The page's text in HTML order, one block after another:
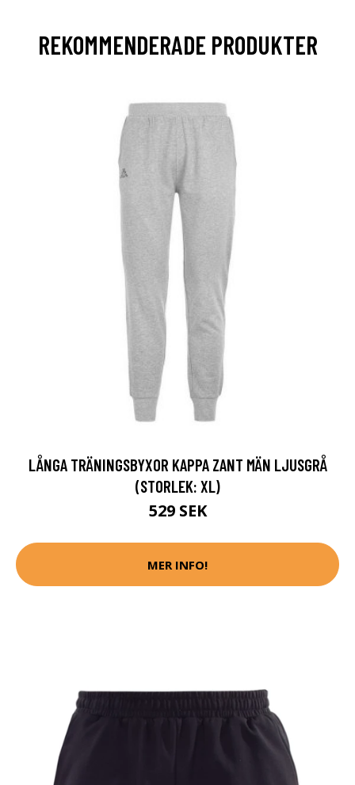
REKOMMENDERADE PRODUKTER
LÅNGA TRÄNINGSBYXOR KAPPA ZANT MÄN LJUSGRÅ
(STORLEK: XL)
529 SEK
MER INFO!